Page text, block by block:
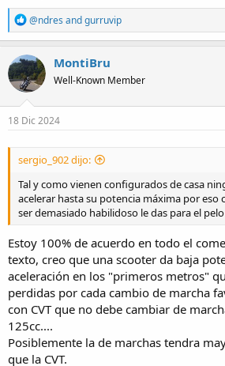
R
e
a
c
t
i
o
n
s
@ndres andgurruvip
MontiBru
Well-Known Member
18 Dic 2024
sergio_902 dijo:
Tal y como vienen configurados de casa
acelerar hasta su potencia máxima por eso
ser demasiado habilidoso le das para el
Estoy 100% de acuerdo en todo el
texto, creo que una scooter da baja
aceleración en los "primeros metros"
perdidas por cada cambio de marcha
con CVT que no debe cambiar de
125cc....
Posiblemente la de marchas tendra
que la CVT.